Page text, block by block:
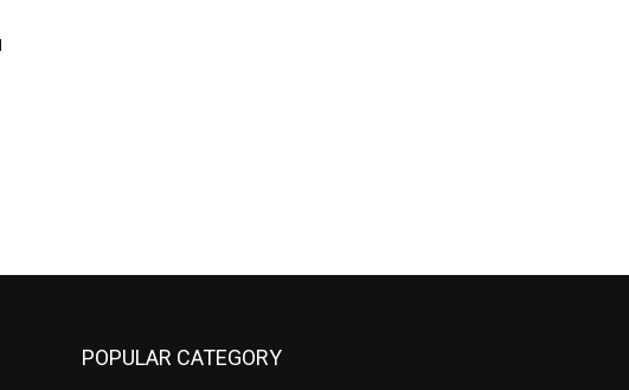
POPULAR CATEGORY